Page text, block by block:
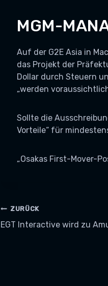
MGM-
Auf der G2E Asia in
das Projekt der
Dollar durch Steuern
„werden
Sollte die
Vorteile“ für
„Osakas First-Mover-
ZURÜCK
EGT Interactive wird zu